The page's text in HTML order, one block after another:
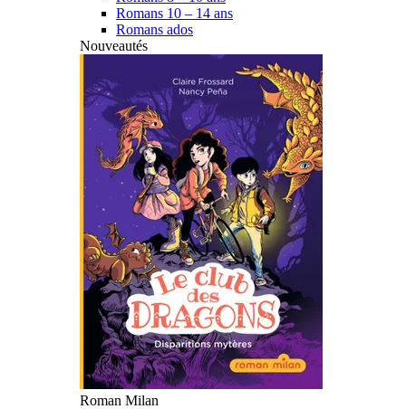
Romans 10 – 14 ans
Romans ados
Nouveautés
Roman Milan